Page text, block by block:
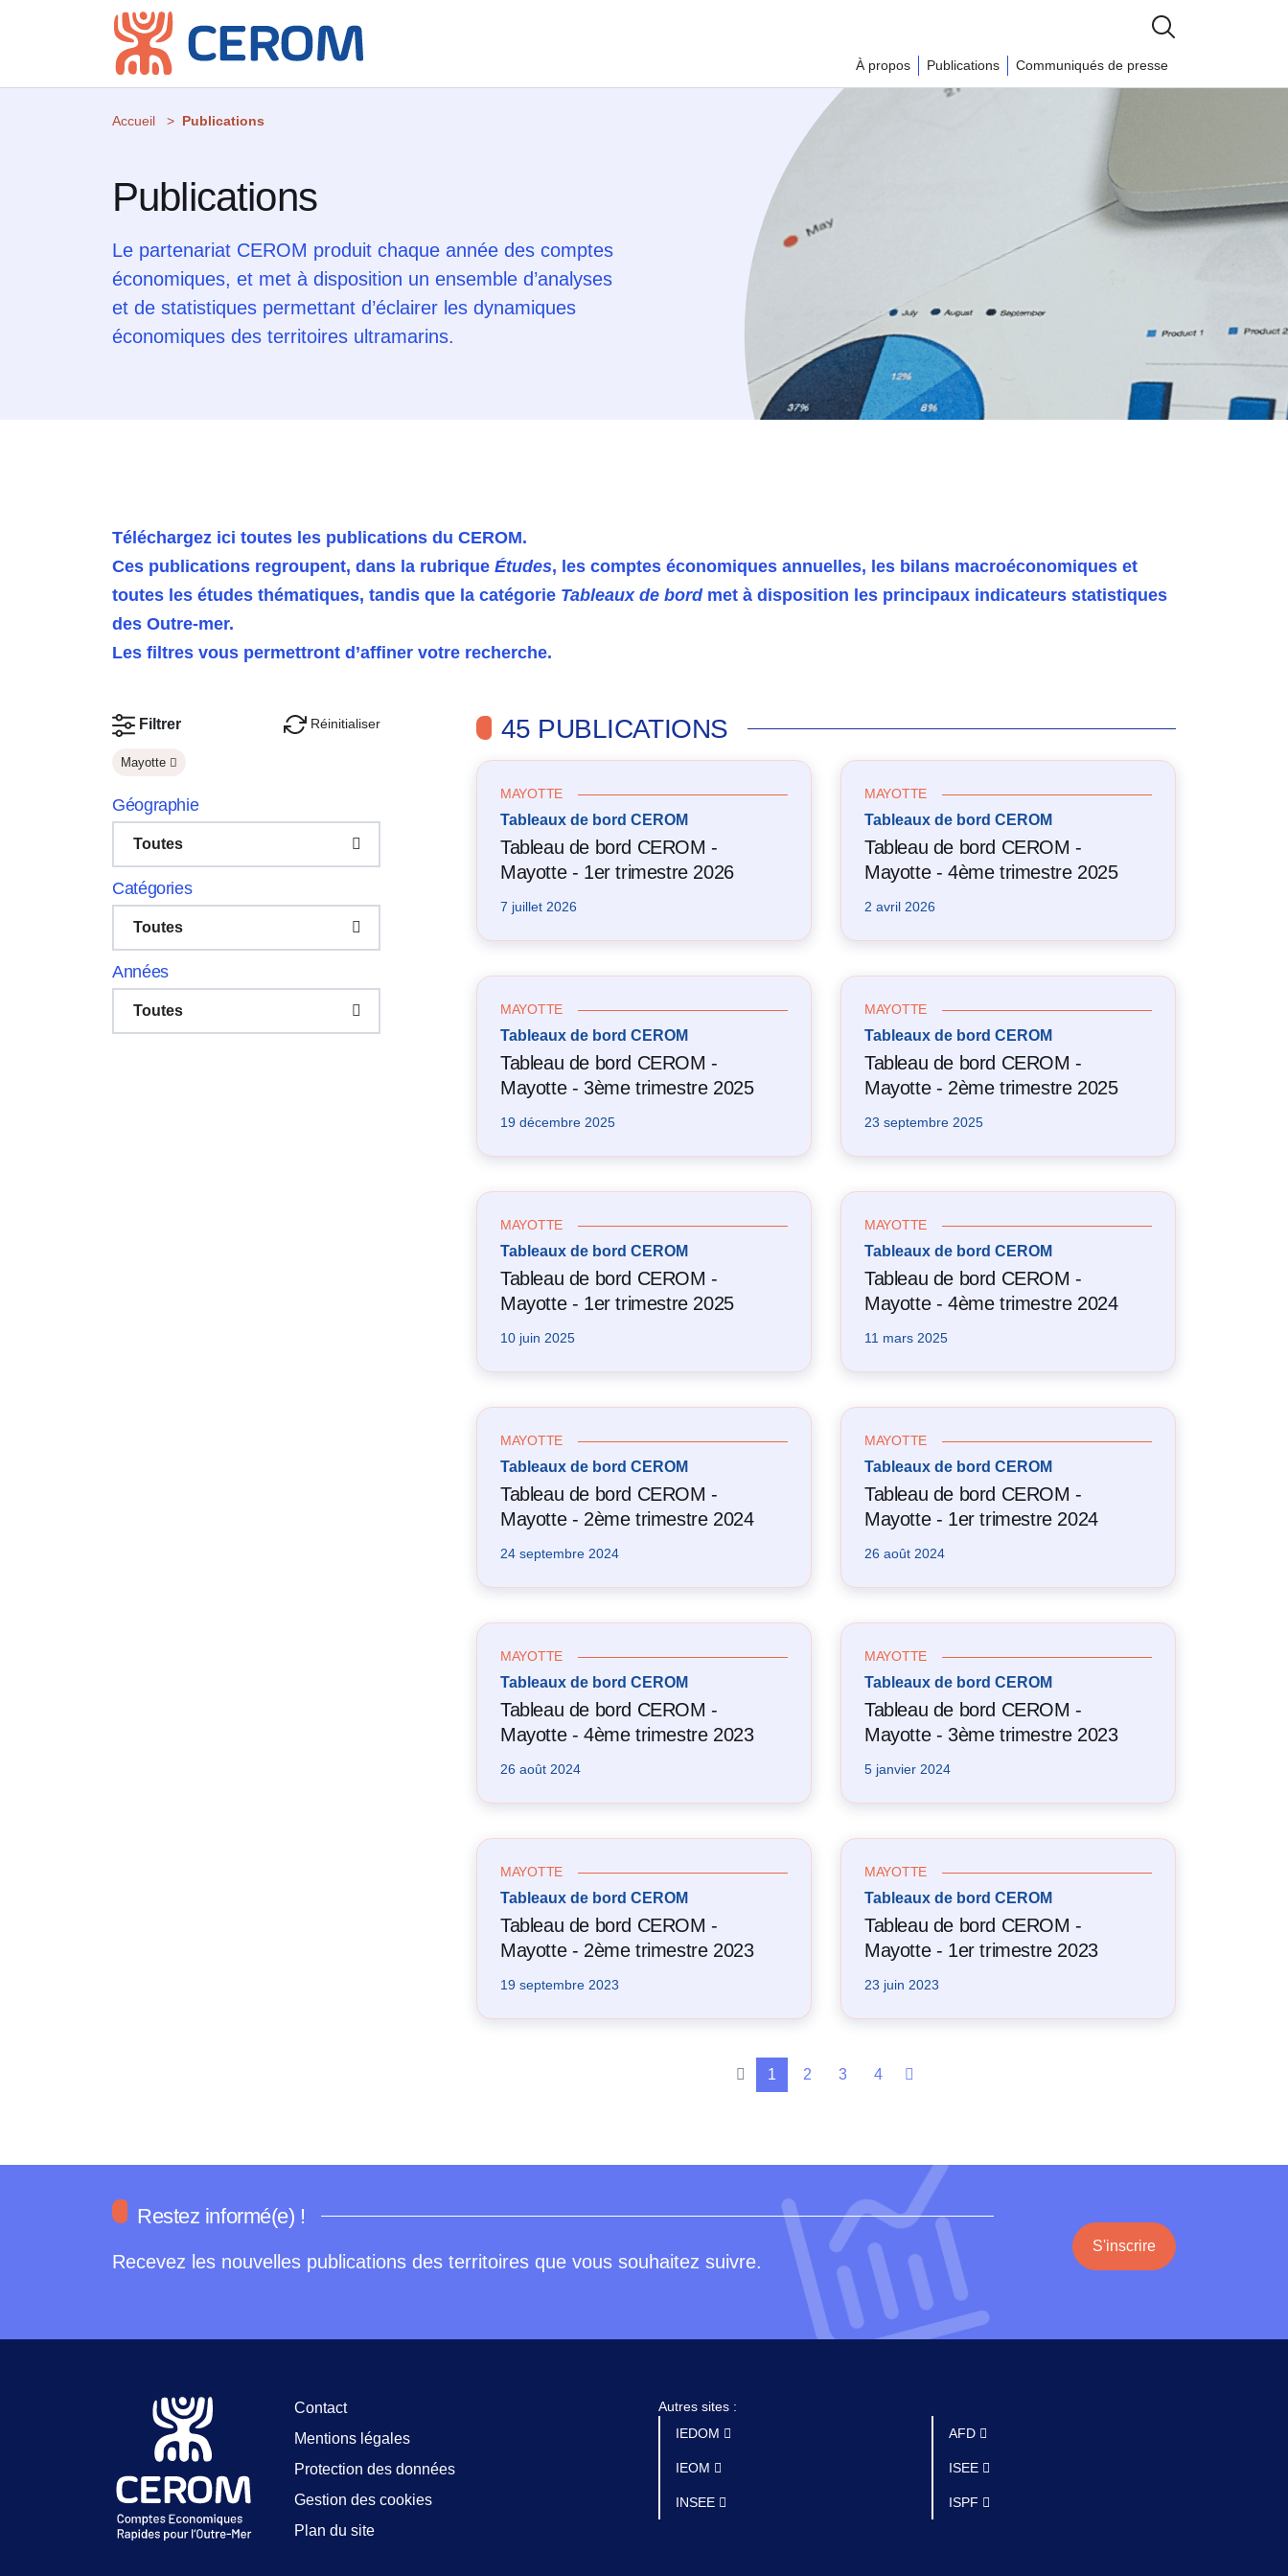
À propos Publications Communiqués de presse
Accueil Publications
Publications
Le partenariat CEROM produit chaque année des comptes
économiques, et met à disposition un ensemble d’analyses
et de statistiques permettant d’éclairer les dynamiques
économiques des territoires ultramarins.
Téléchargez ici toutes les publications du CEROM.
Ces publications regroupent, dans la rubrique Études, les comptes économiques annuelles, les bilans macroéconomiques et
toutes les études thématiques, tandis que la catégorie Tableaux de bordmet à disposition les principaux indicateurs statistiques
des Outre‑mer.
Les filtres vous permettront d’affiner votre recherche.
45 PUBLICATIONS
MAYOTTE
Tableaux de bord CEROM
Tableau de bord CEROM -
Mayotte - 1er trimestre 2026
7 juillet 2026
MAYOTTE
Tableaux de bord CEROM
Tableau de bord CEROM -
Mayotte - 4ème trimestre 2025
2 avril 2026
MAYOTTE
Tableaux de bord CEROM
Tableau de bord CEROM -
Mayotte - 3ème trimestre 2025
19 décembre 2025
MAYOTTE
Tableaux de bord CEROM
Tableau de bord CEROM -
Mayotte - 2ème trimestre 2025
23 septembre 2025
MAYOTTE
Tableaux de bord CEROM
Tableau de bord CEROM -
Mayotte - 1er trimestre 2025
10 juin 2025
MAYOTTE
Tableaux de bord CEROM
Tableau de bord CEROM -
Mayotte - 4ème trimestre 2024
11 mars 2025
MAYOTTE
Tableaux de bord CEROM
Tableau de bord CEROM -
Mayotte - 2ème trimestre 2024
24 septembre 2024
MAYOTTE
Tableaux de bord CEROM
Tableau de bord CEROM -
Mayotte - 1er trimestre 2024
26 août 2024
MAYOTTE
Tableaux de bord CEROM
Tableau de bord CEROM -
Mayotte - 4ème trimestre 2023
26 août 2024
MAYOTTE
Tableaux de bord CEROM
Tableau de bord CEROM -
Mayotte - 3ème trimestre 2023
5 janvier 2024
MAYOTTE
Tableaux de bord CEROM
Tableau de bord CEROM -
Mayotte - 2ème trimestre 2023
19 septembre 2023
MAYOTTE
Tableaux de bord CEROM
Tableau de bord CEROM -
Mayotte - 1er trimestre 2023
23 juin 2023
1 2 3 4
Filtrer Réinitialiser
Mayotte
Géographie
Toutes
Catégories
Toutes
Années
Toutes
Restez informé(e) !
Recevez les nouvelles publications des territoires que vous souhaitez suivre.
S'inscrire
Contact
Mentions légales
Protection des données
Gestion des cookies
Plan du site
Autres sites :
IEDOM
IEOM
INSEE
AFD
ISEE
ISPF